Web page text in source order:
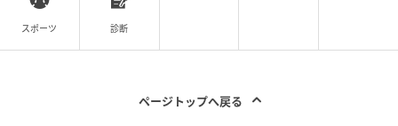
スポーツ 診断
ページトップへ戻る